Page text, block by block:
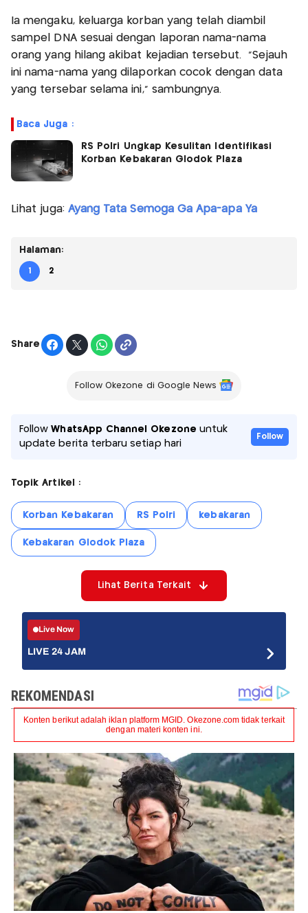
Ia mengaku, keluarga korban yang telah diambil
sampel DNA sesuai dengan laporan nama-nama
orang yang hilang akibat kejadian tersebut. "Sejauh
ini nama-nama yang dilaporkan cocok dengan data
yang tersebar selama ini," sambungnya.
Baca Juga :
RS Polri Ungkap Kesulitan Identifikasi
Korban Kebakaran Glodok Plaza
Lihat juga: Ayang Tata Semoga Ga Apa-apa Ya
Halaman:
1 2
Share
Follow Okezone di Google News
FollowWhatsApp Channel Okezone untuk
update berita terbaru setiap hari
Follow
Topik Artikel :
Korban Kebakaran RS Polri kebakaran
Kebakaran Glodok Plaza
Lihat Berita Terkait
Live Now
LIVE 24 JAM